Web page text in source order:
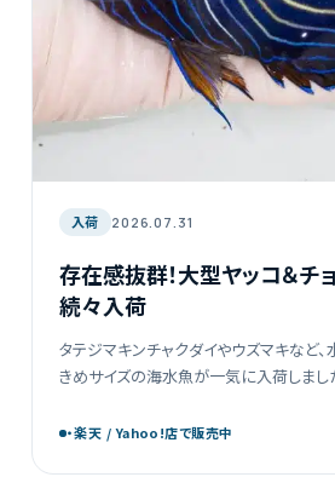
入荷 2026.07.31
存在感抜群！大型ヤッコ＆チ
続々入荷
タテジマキンチャクダイやウズマキなど
きめサイズの海水魚が一気に入荷しまし
たっぷりの現物販売です。お気に入りの
・楽天 / Yahoo!店で販売中